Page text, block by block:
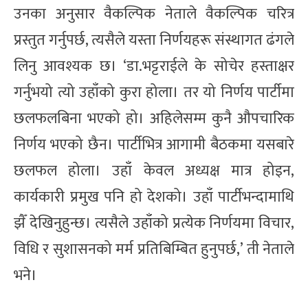
उनका अनुसार वैकल्पिक नेताले वैकल्पिक चरित्र
प्रस्तुत गर्नुपर्छ, त्यसैले यस्ता निर्णयहरू संस्थागत ढंगले
लिनु आवश्यक छ। ‘डा.भट्टराईले के सोचेर हस्ताक्षर
गर्नुभयो त्यो उहाँको कुरा होला। तर यो निर्णय पार्टीमा
छलफलबिना भएको हो। अहिलेसम्म कुनै औपचारिक
निर्णय भएको छैन। पार्टीभित्र आगामी बैठकमा यसबारे
छलफल होला। उहाँ केवल अध्यक्ष मात्र होइन,
कार्यकारी प्रमुख पनि हो देशको। उहाँ पार्टीभन्दामाथि
झैँ देखिनुहुन्छ। त्यसैले उहाँको प्रत्येक निर्णयमा विचार,
विधि र सुशासनको मर्म प्रतिबिम्बित हुनुपर्छ,’ ती नेताले
भने।